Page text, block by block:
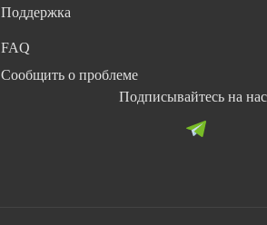
Поддержка
FAQ
Сообщить о проблеме
Подписывайтесь на нас